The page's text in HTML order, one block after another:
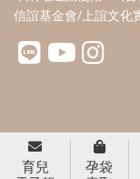
育兒
孕袋